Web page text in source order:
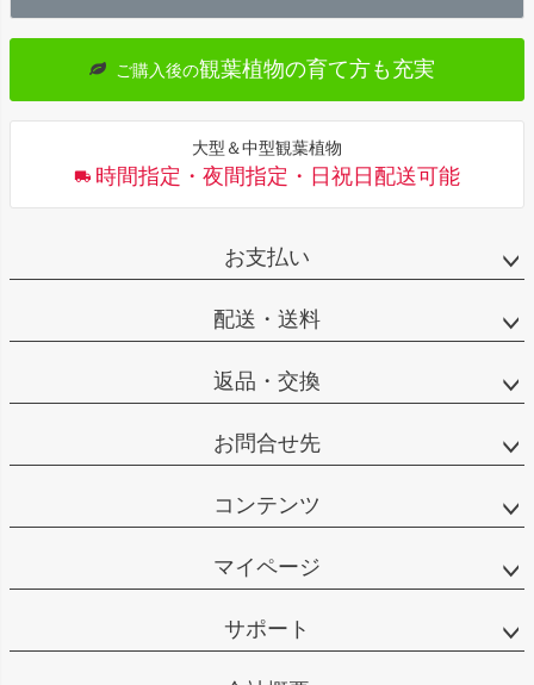
へ
ご購入後の観葉植物の育て方も充実
大型＆中型観葉植物
時間指定・夜間指定・日祝日配送可能
お支払い
配送・送料
返品・交換
お問合せ先
コンテンツ
マイページ
サポート